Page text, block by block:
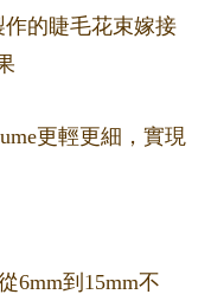
的睫毛花束嫁接
更輕更細，實現
6mm到15mm不